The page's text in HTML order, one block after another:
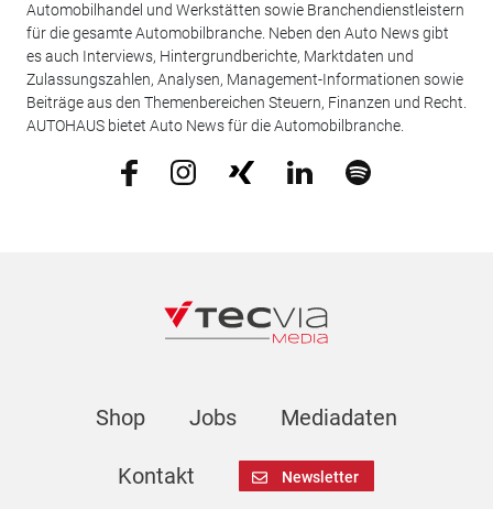
Automobilhandel und Werkstätten sowie Branchendienstleistern
für die gesamte Automobilbranche. Neben den Auto News gibt
es auch Interviews, Hintergrundberichte, Marktdaten und
Zulassungszahlen, Analysen, Management-Informationen sowie
Beiträge aus den Themenbereichen Steuern, Finanzen und Recht.
AUTOHAUS bietet Auto News für die Automobilbranche.
Shop Jobs Mediadaten
Kontakt Newsletter